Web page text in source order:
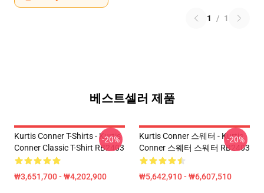
1 / 1
베스트셀러 제품
Kurtis Conner T-Shirts - Kurtis
Conner Classic T-Shirt RB2403
₩3,651,700 - ₩4,202,900
-20%
Kurtis Conner 스웨터 - Kurtis
Conner 스웨터 스웨터 RB2403
₩5,642,910 - ₩6,607,510
-20%